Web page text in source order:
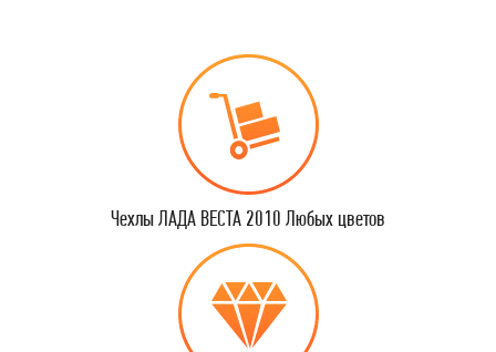
Чехлы ЛАДА ВЕСТА 2010 Любых цветов